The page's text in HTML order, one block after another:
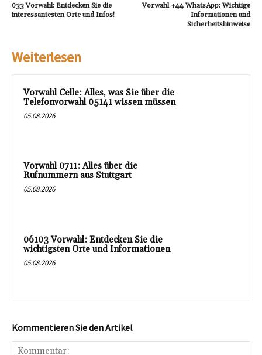
033 Vorwahl: Entdecken Sie die
interessantesten Orte und Infos!
Vorwahl +44 WhatsApp: Wichtige
Informationen und
Sicherheitshinweise
Weiterlesen
Vorwahl Celle: Alles, was Sie über die
Telefonvorwahl 05141 wissen müssen
05.08.2026
Vorwahl 0711: Alles über die
Rufnummern aus Stuttgart
05.08.2026
06103 Vorwahl: Entdecken Sie die
wichtigsten Orte und Informationen
05.08.2026
Kommentieren Sie den Artikel